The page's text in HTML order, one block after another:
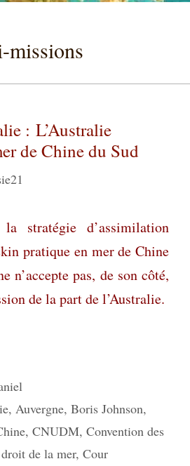
missions
: L’Australie
de Chine du Sud
la stratégie d’assimilation
pratique en mer de Chine
n’accepte pas, de son côté,
de la part de l’Australie.
, Auvergne, Boris Johnson,
, CNUDM, Convention des
de la mer, Cour